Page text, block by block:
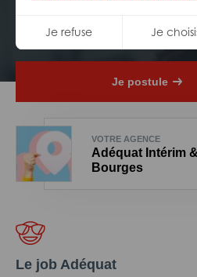
Je refuse Je
Je postule
VOTRE AGENCE
Adéquat Intérim
Bourges
Le job Adéquat